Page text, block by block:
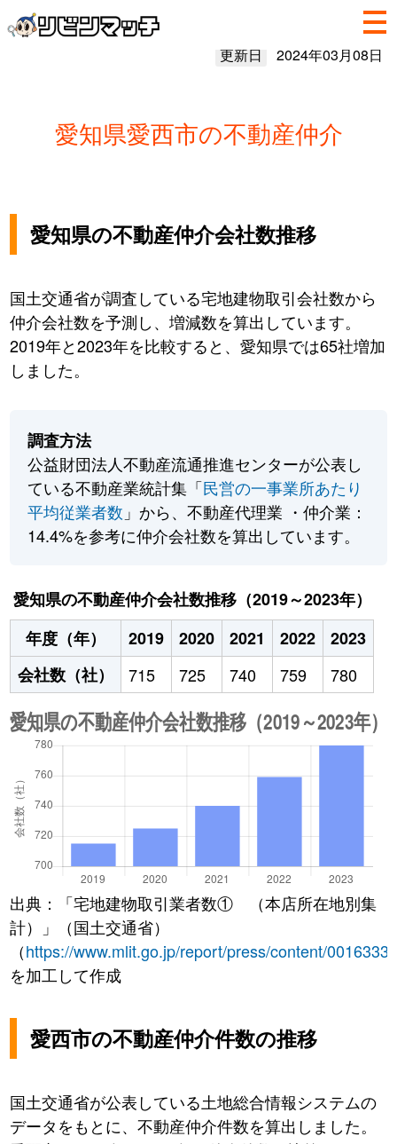
更新日 2024年03月08日
愛知県愛西市の不動産仲介
愛知県の不動産仲介会社数推移
国土交通省が調査している宅地建物取引会社数から
仲介会社数を予測し、増減数を算出しています。
2019年と2023年を比較すると、愛知県では65社増加
しました。
調査方法
公益財団法人不動産流通推進センターが公表し
ている不動産業統計集「民営の一事業所あたり
平均従業者数 」から、不動産代理業 ・仲介業：
14.4%を参考に仲介会社数を算出しています。
愛知県の不動産仲介会社数推移（2019～2023年）
年度（年）
2019 2020 2021 2022
2023
会社数（社）
715 725 740 759 780
出典：「宅地建物取引業者数① （本店所在地別集
計）」（国土交通省）
（https://www.mlit.go.jp/report/press/content/
を加工して作成
愛西市の不動産仲介件数の推移
国土交通省が公表している土地総合情報システムの
データをもとに、不動産仲介件数を算出しました。